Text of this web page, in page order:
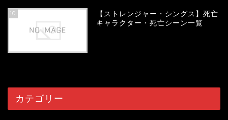
10
【ストレンジャー・シングス】死亡
キャラクター・死亡シーン一覧
カテゴリー